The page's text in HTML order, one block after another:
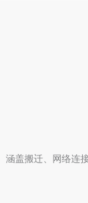
涵盖搬迁、网络连